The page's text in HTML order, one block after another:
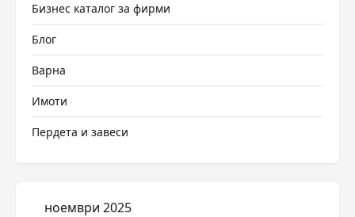
Бизнес каталог за фирми
Блог
Варна
Имоти
Пердета и завеси
ноември 2025